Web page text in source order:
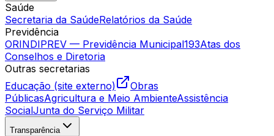
Saúde
Secretaria da SaúdeRelatórios da Saúde
Previdência
ORINDIPREV — Previdência Municipal193Atas dos
Conselhos e Diretoria
Outras secretarias
Educação (site externo)
Obras
PúblicasAgricultura e Meio AmbienteAssistência
SocialJunta do Serviço Militar
Transparência